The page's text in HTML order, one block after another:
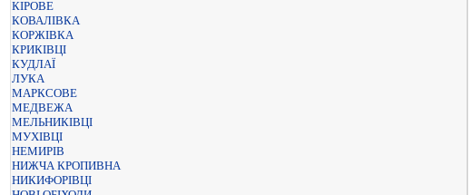
КІРОВЕ
КОВАЛІВКА
КОРЖІВКА
КРИКІВЦІ
КУДЛАЇ
ЛУКА
МАРКСОВЕ
МЕДВЕЖА
МЕЛЬНИКІВЦІ
МУХІВЦІ
НЕМИРІВ
НИЖЧА КРОПИВНА
НИКИФОРІВЦІ